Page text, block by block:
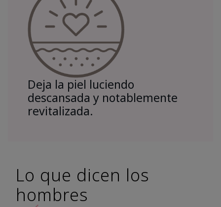
Deja la piel luciendo
descansada y notablemente
revitalizada.
Lo que dicen los
hombres